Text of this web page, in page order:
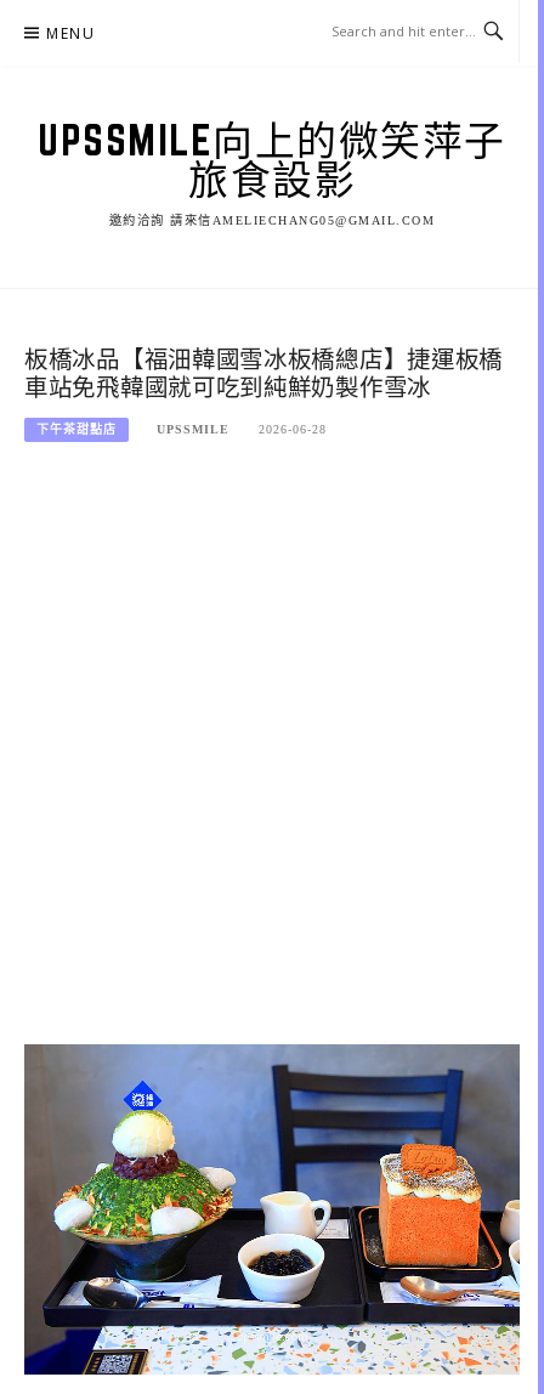
MENU
UPSSMILE向上的微笑萍子
旅食設影
邀約洽詢 請來信AMELIECHANG05@GMAIL.COM
板橋冰品【福沺韓國雪冰板橋總店】捷運板橋
車站免飛韓國就可吃到純鮮奶製作雪冰
下午茶甜點店 UPSSMILE 2026-06-28